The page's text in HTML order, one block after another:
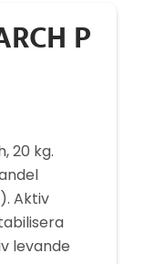
P
20 kg.
Aktiv
levande